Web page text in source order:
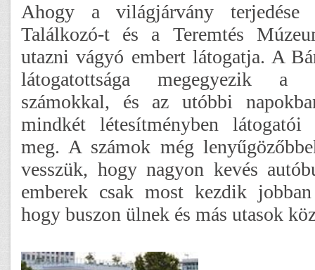
Ahogy a világjárvány
Találkozó-t és a Teremtés
utazni vágyó embert látogatja. A
látogatottsága megegyezik a
számokkal, és az utóbbi
mindkét létesítményben
meg. A számok még
vesszük, hogy nagyon kevés
emberek csak most kezdik
hogy buszon ülnek és más utasok